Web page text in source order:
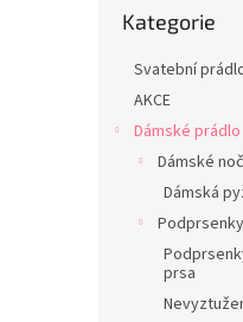
kategorie
Kategorie
Svatební
AKCE
Dámské prádlo
Dámské
Dámská
Podprsenky
prsa